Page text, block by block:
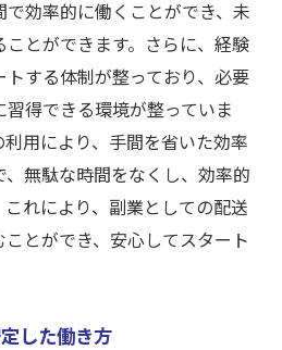
効率的に働くことができ、未
とができます。さらに、経験
する体制が整っており、必要
得できる環境が整っていま
用により、手間を省いた効率
無駄な時間をなくし、効率的
れにより、副業としての配送
とができ、安心してスタート
した働き方